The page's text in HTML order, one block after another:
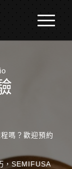
嗎？歡迎預約
，SEMIFUSA